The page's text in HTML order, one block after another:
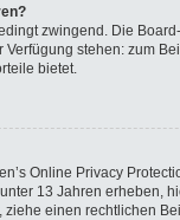
zwingend. Die
Verfügung stehen: zum
bietet.
Online Privacy
13 Jahren erheben,
ziehe einen rechtlichen